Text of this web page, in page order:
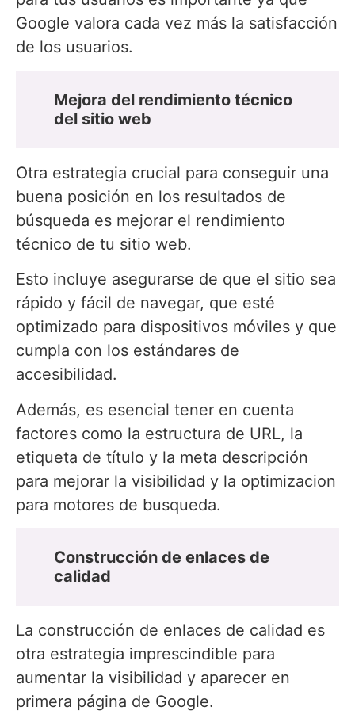
Google valora cada vez más la satisfacción
de los usuarios.
Mejora del rendimiento técnico
del sitio web
Otra estrategia crucial para conseguir una
buena posición en los resultados de
búsqueda es mejorar el rendimiento
técnico de tu sitio web.
Esto incluye asegurarse de que el sitio sea
rápido y fácil de navegar, que esté
optimizado para dispositivos móviles y que
cumpla con los estándares de
accesibilidad.
Además, es esencial tener en cuenta
factores como la estructura de URL, la
etiqueta de título y la meta descripción
para mejorar la visibilidad y la optimizacion
para motores de busqueda.
Construcción de enlaces de
calidad
La construcción de enlaces de calidad es
otra estrategia imprescindible para
aumentar la visibilidad y aparecer en
primera página de Google.